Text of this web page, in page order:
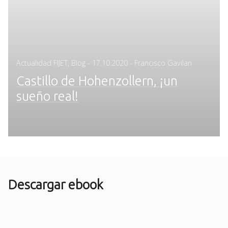
Actualidad FIJET Blog - Posted
17.10.2020 - Francisco Gavilan
Castillo de Hohenzollern, ¡un
sueño real!
Descargar ebook